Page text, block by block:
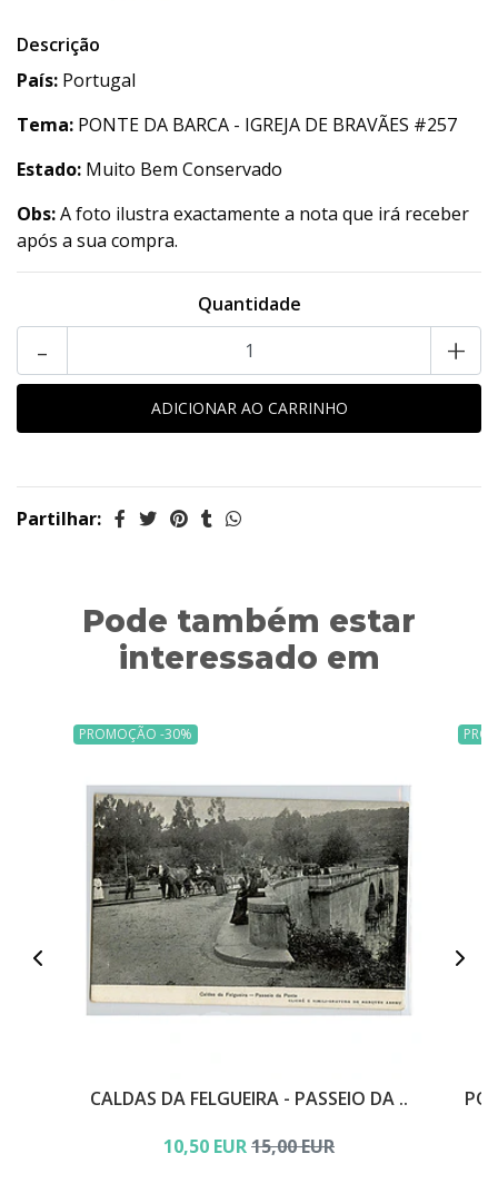
Descrição
País: Portugal
Tema: PONTE DA BARCA - IGREJA DE BRAVÃES #257
Estado: Muito Bem Conservado
Obs:A foto ilustra exactamente a nota que irá receber
após a sua compra.
Quantidade
- +
Partilhar:
Pode também estar
interessado em
PROMOÇÃO -30%
CALDAS DA FELGUEIRA - PASSEIO DA ..
10,50 EUR15,00 EUR